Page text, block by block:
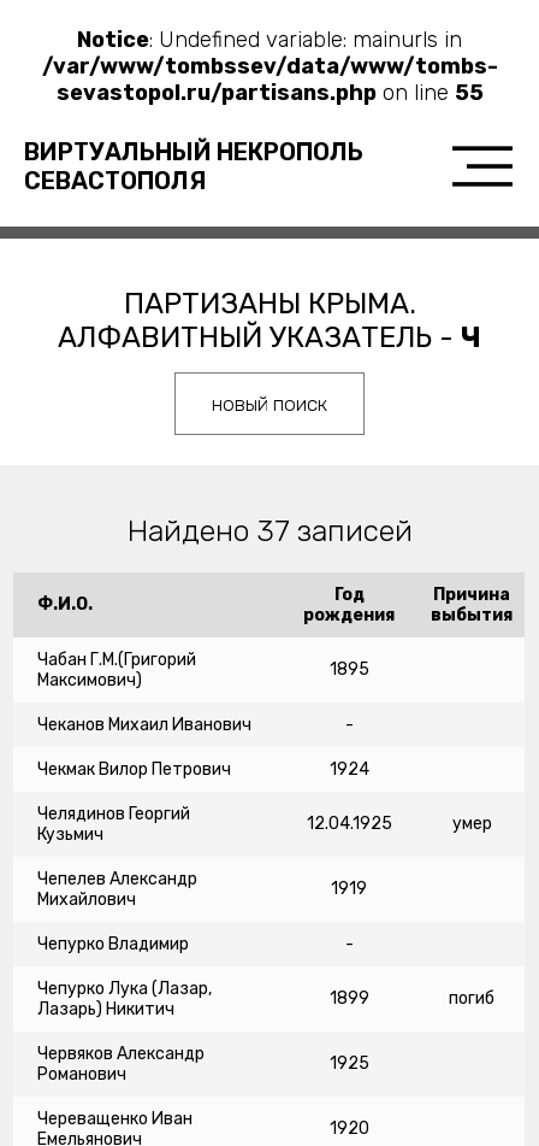
Notice: Undefined variable: mainurls in
/var/www/tombssev/data/www/tombs-
sevastopol.ru/partisans.phpon line 55
ВИРТУАЛЬНЫЙ НЕКРОПОЛЬ
СЕВАСТОПОЛЯ
ПАРТИЗАНЫ КРЫМА.
АЛФАВИТНЫЙ УКАЗАТЕЛЬ - Ч
новый поиск
Найдено 37 записей
Ф.И.О.
Год
рождения
Причина
выбытия
Чабан Г.М.(Григорий
Максимович)
1895
Чеканов Михаил Иванович -
Чекмак Вилор Петрович 1924
Челядинов Георгий
Кузьмич
12.04.1925 умер
Чепелев Александр
Михайлович
1919
Чепурко Владимир -
Чепурко Лука (Лазар,
Лазарь) Никитич
1899 погиб
Червяков Александр
Романович
1925
Череващенко Иван
Емельянович
1920